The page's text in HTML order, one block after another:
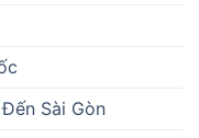
Sài Gòn